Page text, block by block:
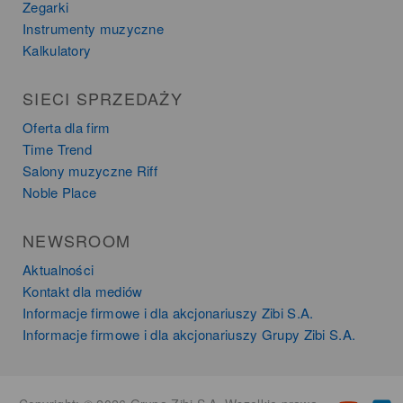
Zegarki
Instrumenty muzyczne
Kalkulatory
SIECI SPRZEDAŻY
Oferta dla firm
Time Trend
Salony muzyczne Riff
Noble Place
NEWSROOM
Aktualności
Kontakt dla mediów
Informacje firmowe i dla akcjonariuszy Zibi S.A.
Informacje firmowe i dla akcjonariuszy Grupy Zibi S.A.